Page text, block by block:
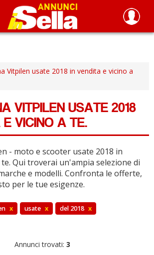
Vitpilen usate 2018 in vendita e vicino a
VITPILEN USATE 2018
VICINO A TE.
- moto e scooter usate 2018 in
Qui troverai un'ampia selezione di
e modelli. Confronta le offerte,
per le tue esigenze.
x usate x del 2018 x
Annunci trovati: 3